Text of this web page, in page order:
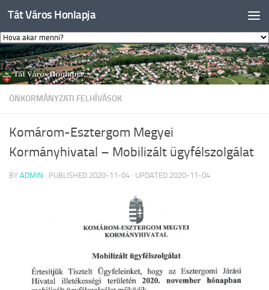
Skip to content
Tát Város Honlapja
ÖNKORMÁNYZATI FELHÍVÁSOK
Komárom-Esztergom Megyei
Kormányhivatal – Mobilizált ügyfélszolgálat
BY ADMIN · PUBLISHED 2020-11-04 · UPDATED 2020-11-04